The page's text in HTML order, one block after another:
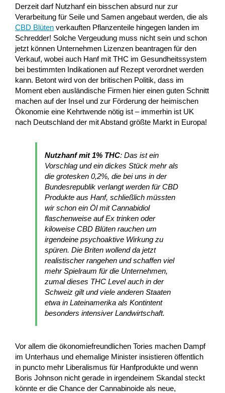
Derzeit darf Nutzhanf ein bisschen absurd nur zur
Verarbeitung für Seile und Samen angebaut werden, die als
CBD Blüten verkauften Pflanzenteile hingegen landen im
Schredder! Solche Vergeudung muss nicht sein und schon
jetzt können Unternehmen Lizenzen beantragen für den
Verkauf, wobei auch Hanf mit THC im Gesundheitssystem
bei bestimmten Indikationen auf Rezept verordnet werden
kann. Betont wird von der britischen Politik, dass im
Moment eben ausländische Firmen hier einen guten Schnitt
machen auf der Insel und zur Förderung der heimischen
Ökonomie eine Kehrtwende nötig ist – immerhin ist UK
nach Deutschland der mit Abstand größte Markt in Europa!
Nutzhanf mit 1% THC: Das ist ein
Vorschlag und ein dickes Stück mehr als
die grotesken 0,2%, die bei uns in der
Bundesrepublik verlangt werden für CBD
Produkte aus Hanf, schließlich müssten
wir schon ein Öl mit Cannabidiol
flaschenweise auf Ex trinken oder
kiloweise CBD Blüten rauchen um
irgendeine psychoaktive Wirkung zu
spüren. Die Briten wollend da jetzt
realistischer rangehen und schaffen viel
mehr Spielraum für die Unternehmen,
zumal dieses THC Level auch in der
Schweiz gilt und viele anderen Staaten
etwa in Lateinamerika als Kontintent
besonders intensiver Landwirtschaft.
Vor allem die ökonomiefreundlichen Tories machen Dampf
im Unterhaus und ehemalige Minister insistieren öffentlich
in puncto mehr Liberalismus für Hanfprodukte und wenn
Boris Johnson nicht gerade in irgendeinem Skandal steckt
könnte er die Chance der Cannabinoide als neue,